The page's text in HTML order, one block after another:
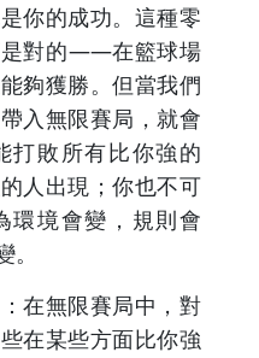
你的成功。這種零
是對的——在籃球場
夠獲勝。但當我們
入無限賽局，就會
打敗所有比你強的
人出現；你也不可
環境會變，規則會
在無限賽局中，對
在某些方面比你強